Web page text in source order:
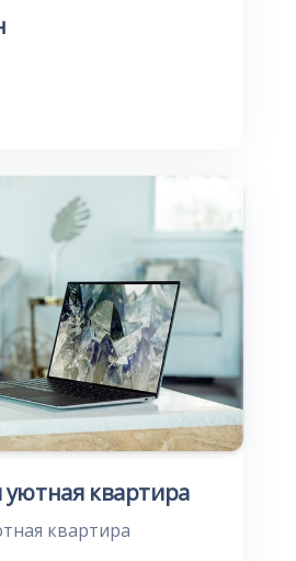
уютная квартира
квартира